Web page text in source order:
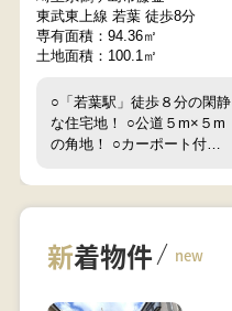
東武東上線 若葉 徒歩8分
専有面積：94.36㎡
土地面積：100.1㎡
○「若葉駅」徒歩８分の閑静
な住宅地！ ○公道５m×５m
の角地！ ○カーポート付き
小屋裏収納
新着物件 new